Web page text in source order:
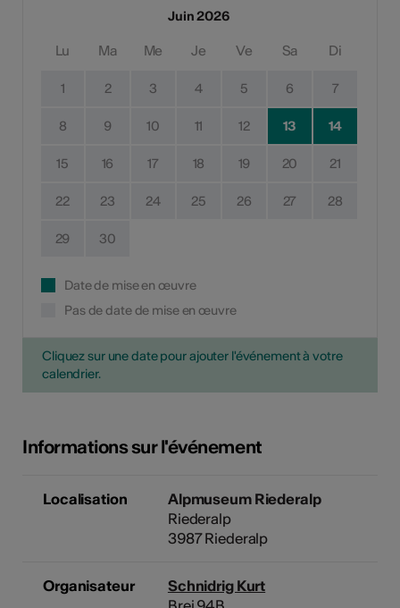
Juin 2026
Lu Ma Me Je Ve Sa Di
1 2 3 4 5 6 7
8 9 10 11 12 13 14
15 16 17 18 19 20 21
22 23 24 25 26 27 28
29 30
Date de mise en œuvre
Pas de date de mise en œuvre
Cliquez sur une date pour ajouter l'événement à votre
calendrier.
Informations sur l'événement
Localisation
Alpmuseum Riederalp
Riederalp
3987 Riederalp
Organisateur
Schnidrig Kurt